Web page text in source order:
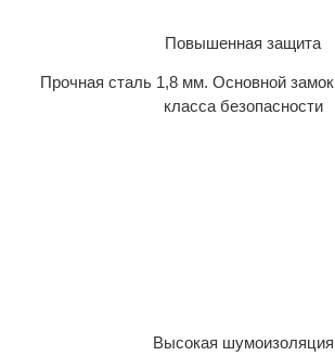
Повышенная защита
Прочная сталь 1,8 мм. Основной
класса безопасности
Высокая шумоизоляция